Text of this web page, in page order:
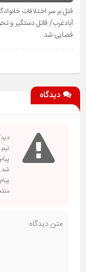
قتل بر سر اختلافات
آبادغرب/ قاتل دستگیر و
قضایی شد
دیدگاه
شد.